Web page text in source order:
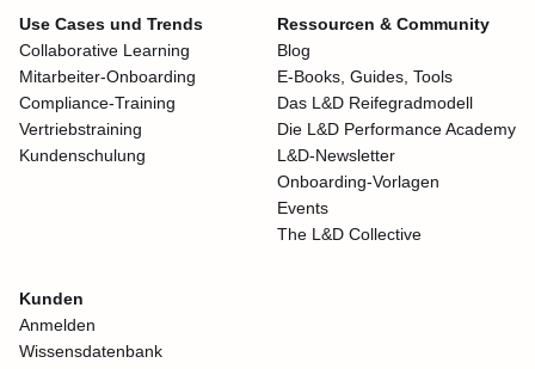
Use Cases und Trends
Collaborative Learning
Mitarbeiter-Onboarding
Compliance-Training
Vertriebstraining
Kundenschulung
Ressourcen & Community
Blog
E-Books, Guides, Tools
Das L&D Reifegradmodell
Die L&D Performance Academy
L&D-Newsletter
Onboarding-Vorlagen
Events
The L&D Collective
Kunden
Anmelden
Wissensdatenbank